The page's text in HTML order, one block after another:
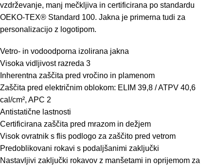
vzdrževanje, manj mečkljiva in certificirana po standardu
OEKO-TEX® Standard 100. Jakna je primerna tudi za
personalizacijo z logotipom.
Vetro- in vodoodporna izolirana jakna
Visoka vidljivost razreda 3
Inherentna zaščita pred vročino in plamenom
Zaščita pred električnim oblokom: ELIM 39,8 / ATPV 40,6
cal/cm², APC 2
Antistatične lastnosti
Certificirana zaščita pred mrazom in dežjem
Visok ovratnik s flis podlogo za zaščito pred vetrom
Predoblikovani rokavi s podaljšanimi zaključki
Nastavljivi zaključki rokavov z manšetami in oprijemom za